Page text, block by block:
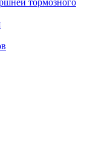
тормозного